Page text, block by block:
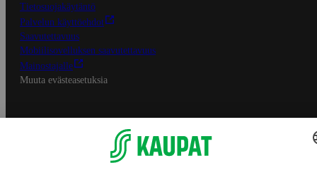
Tietosuojakäytäntö
Palvelun käyttöehdot
Saavutettavuus
Mobiilisovelluksen saavutettavuus
Mainostajalle
Muuta evästeasetuksia
S-ryhmän palvelut